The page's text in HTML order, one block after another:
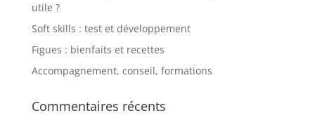
utile ?
Soft skills : test et développement
Figues : bienfaits et recettes
Accompagnement, conseil, formations
Commentaires récents